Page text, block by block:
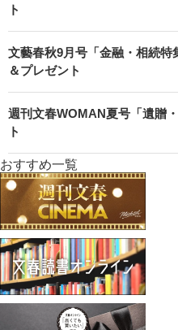
ト
文藝春秋9月号「金融・相続
＆プレゼント
週刊文春WOMAN夏号「遺贈
ト
おすすめ一覧